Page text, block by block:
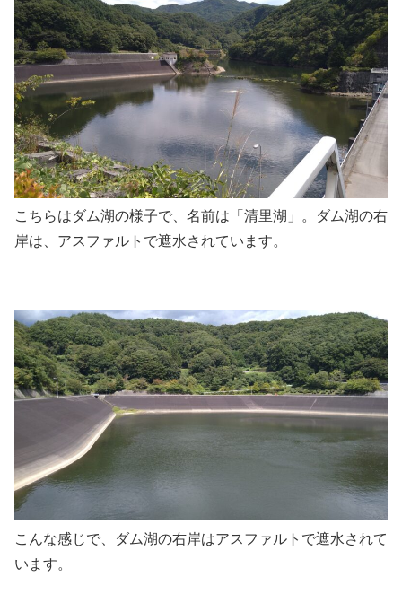
こちらはダム湖の様子で、名前は「清里湖」。ダム湖の右
岸は、アスファルトで遮水されています。
こんな感じで、ダム湖の右岸はアスファルトで遮水されて
います。